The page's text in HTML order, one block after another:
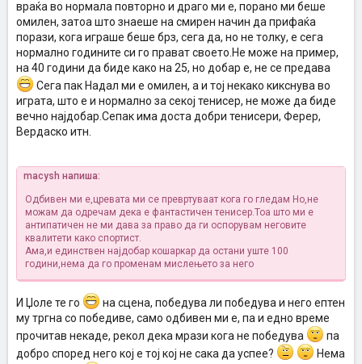
враќа во нормала повторно и драго ми е, порано ми беше
омилен, затоа што знаеше на смирен начин да прифаќа
порази, кога играше беше брз, сега да, но не толку, е сега
нормално годините си го прават своето.Не може на пример,
на 40 години да биде како на 25, но добар е, не се предава
Сега пак Надал ми е омилен, а и тој некако кикснува во
играта, што е и нормално за секој тенисер, не може да биде
вечно најдобар.Сепак има доста добри тенисери, Ферер,
Вердаско итн.
macysh напиша:
Одбивен ми е,цревата ми се превртуваат кога го гледам Но,не
можам да одречам дека е фантастичен тенисер.Тоа што ми е
антипатичен не ми дава за право да ги оспорувам неговите
квалитети како спортист.
Ама,и единствен најдобар кошаркар да остани уште 100
години,нема да го променам мислењето за него
И Џоле те го
на сцена, победува ли победува и него ептен
му тргна со победиве, само одбивен ми е, па и едно време
прочитав некаде, рекол дека мрази кога не победува
па
добро според него кој е тој кој не сака да успее?
Нема